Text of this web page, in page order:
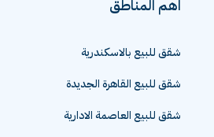
اهم المناطق
شقق للبيع بالاسكندرية
شقق للبيع القاهرة الجديدة
شقق للبيع العاصمة الادارية